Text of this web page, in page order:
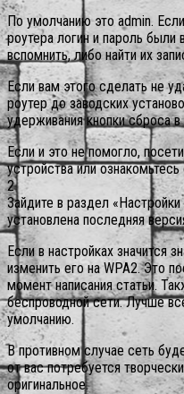
По умолчанию это admin.
роутера логин и пароль
вспомнить, либо найти их
Если вам этого сделать не
роутер до заводских
удерживания кнопки сброса
Если и это не помогло,
устройства или
2
Зайдите в раздел
установлена последняя
Если в настройках значится
изменить его на WPA2. Это
момент написания статьи.
беспроводной сети. Лучше
умолчанию.
В противном случае сеть
от вас потребуется
оригинальное.